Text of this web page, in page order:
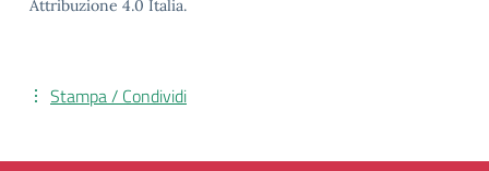
Attribuzione 4.0 Italia.
Stampa / Condividi